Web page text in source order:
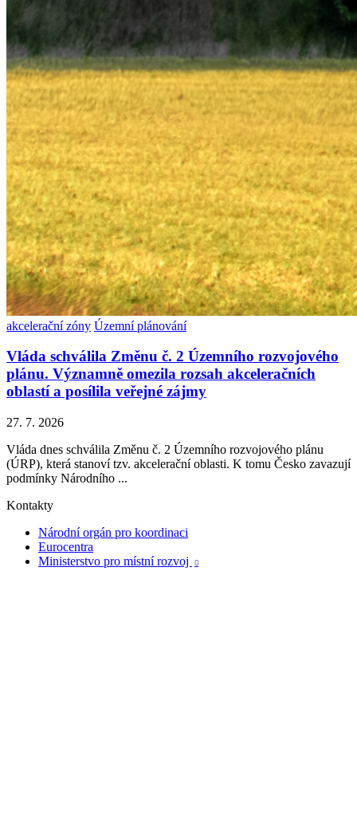
akcelerační zóny Územní plánování
Vláda schválila Změnu č. 2 Územního rozvojového
plánu. Významně omezila rozsah akceleračních
oblastí a posílila veřejné zájmy
27. 7. 2026
Vláda dnes schválila Změnu č. 2 Územního rozvojového plánu
(ÚRP), která stanoví tzv. akcelerační oblasti. K tomu Česko zavazují
podmínky Národního ...
Kontakty
Národní orgán pro koordinaci
Eurocentra
Ministerstvo pro místní rozvoj
